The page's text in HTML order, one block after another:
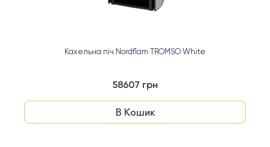
Кахельна піч Nordflam TROMSO White
58607 грн
В Кошик